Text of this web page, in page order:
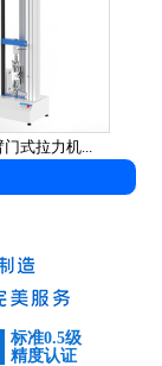
式拉力机...
标准0.5级
精度认证